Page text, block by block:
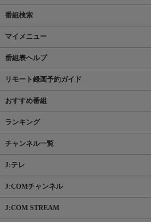
番組検索
マイメニュー
番組表ヘルプ
リモート録画予約ガイド
おすすめ番組
ランキング
チャンネル一覧
J:テレ
J:COMチャンネル
J:COM STREAM